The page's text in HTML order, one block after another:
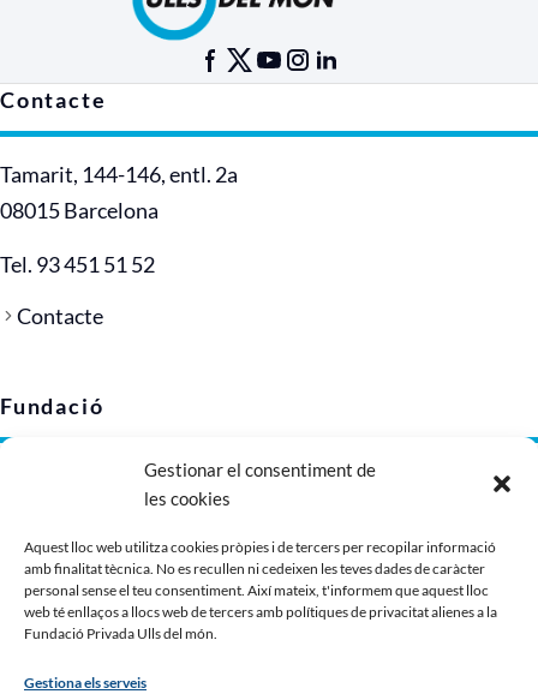
Gestionar el consentiment de
les cookies
Aquest lloc web utilitza cookies pròpies i de tercers per recopilar informació
amb finalitat tècnica. No es recullen ni cedeixen les teves dades de caràcter
personal sense el teu consentiment. Així mateix, t'informem que aquest lloc
web té enllaços a llocs web de tercers amb polítiques de privacitat alienes a la
Fundació Privada Ulls del món.
Gestiona els serveis
Contacte
Tamarit, 144-146, entl. 2a
08015 Barcelona
Tel. 93 451 51 52
Contacte
Fundació
Política de privacitat
Política de cookies (UE)
Imatge corporativa
Dossier de presentació